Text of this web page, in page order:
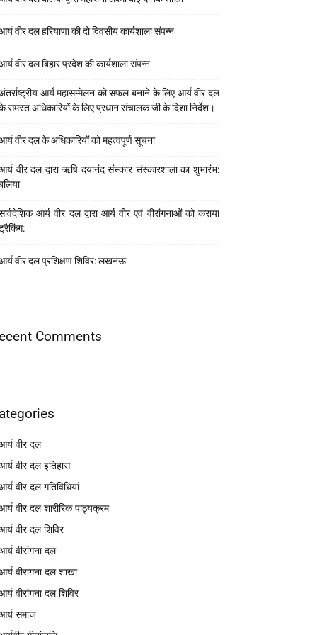
वीर दल हरियाणा की दो दिवसीय कार्यशाला संपन्न
वीर दल बिहार प्रदेश की कार्यशाला संपन्न
आर्य महासम्मेलन को सफल बनाने के लिए आर्य वीर दल
समस्त अधिकारियों के लिए प्रधान संचालक जी के दिशा निर्देश।
वीर दल के अधिकारियों को महत्वपूर्ण सूचना
वीर दल द्वारा ऋषि दयानंद संस्कार संस्कारशाला का शुभारंभ:
आर्य वीर दल द्वारा आर्य वीर एवं वीरांगनाओं को कराया
वीर दल प्रशिक्षण शिविर: लखनऊ
Comments
वीर दल
वीर दल इतिहास
वीर दल गतिविधियां
वीर दल शारीरिक पाठ्यक्रम
वीर दल शिविर
वीरांगना दल
वीरांगना दल शाखा
वीरांगना दल शिविर
समाज